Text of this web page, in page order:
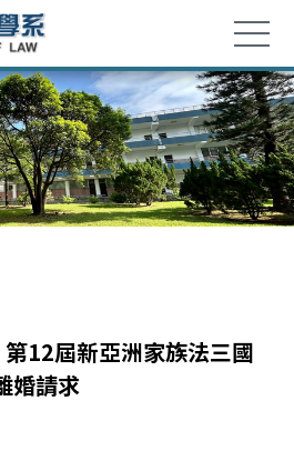
第12屆新亞洲家族法三國
婚請求